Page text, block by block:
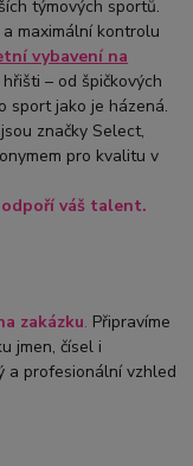
týmových sportů.
maximální kontrolu
vybavení na
– od špičkových
sport jako je házená.
značky Select,
pro kvalitu v
váš talent.
zakázku. Připravíme
jmen, čísel i
a profesionální vzhled